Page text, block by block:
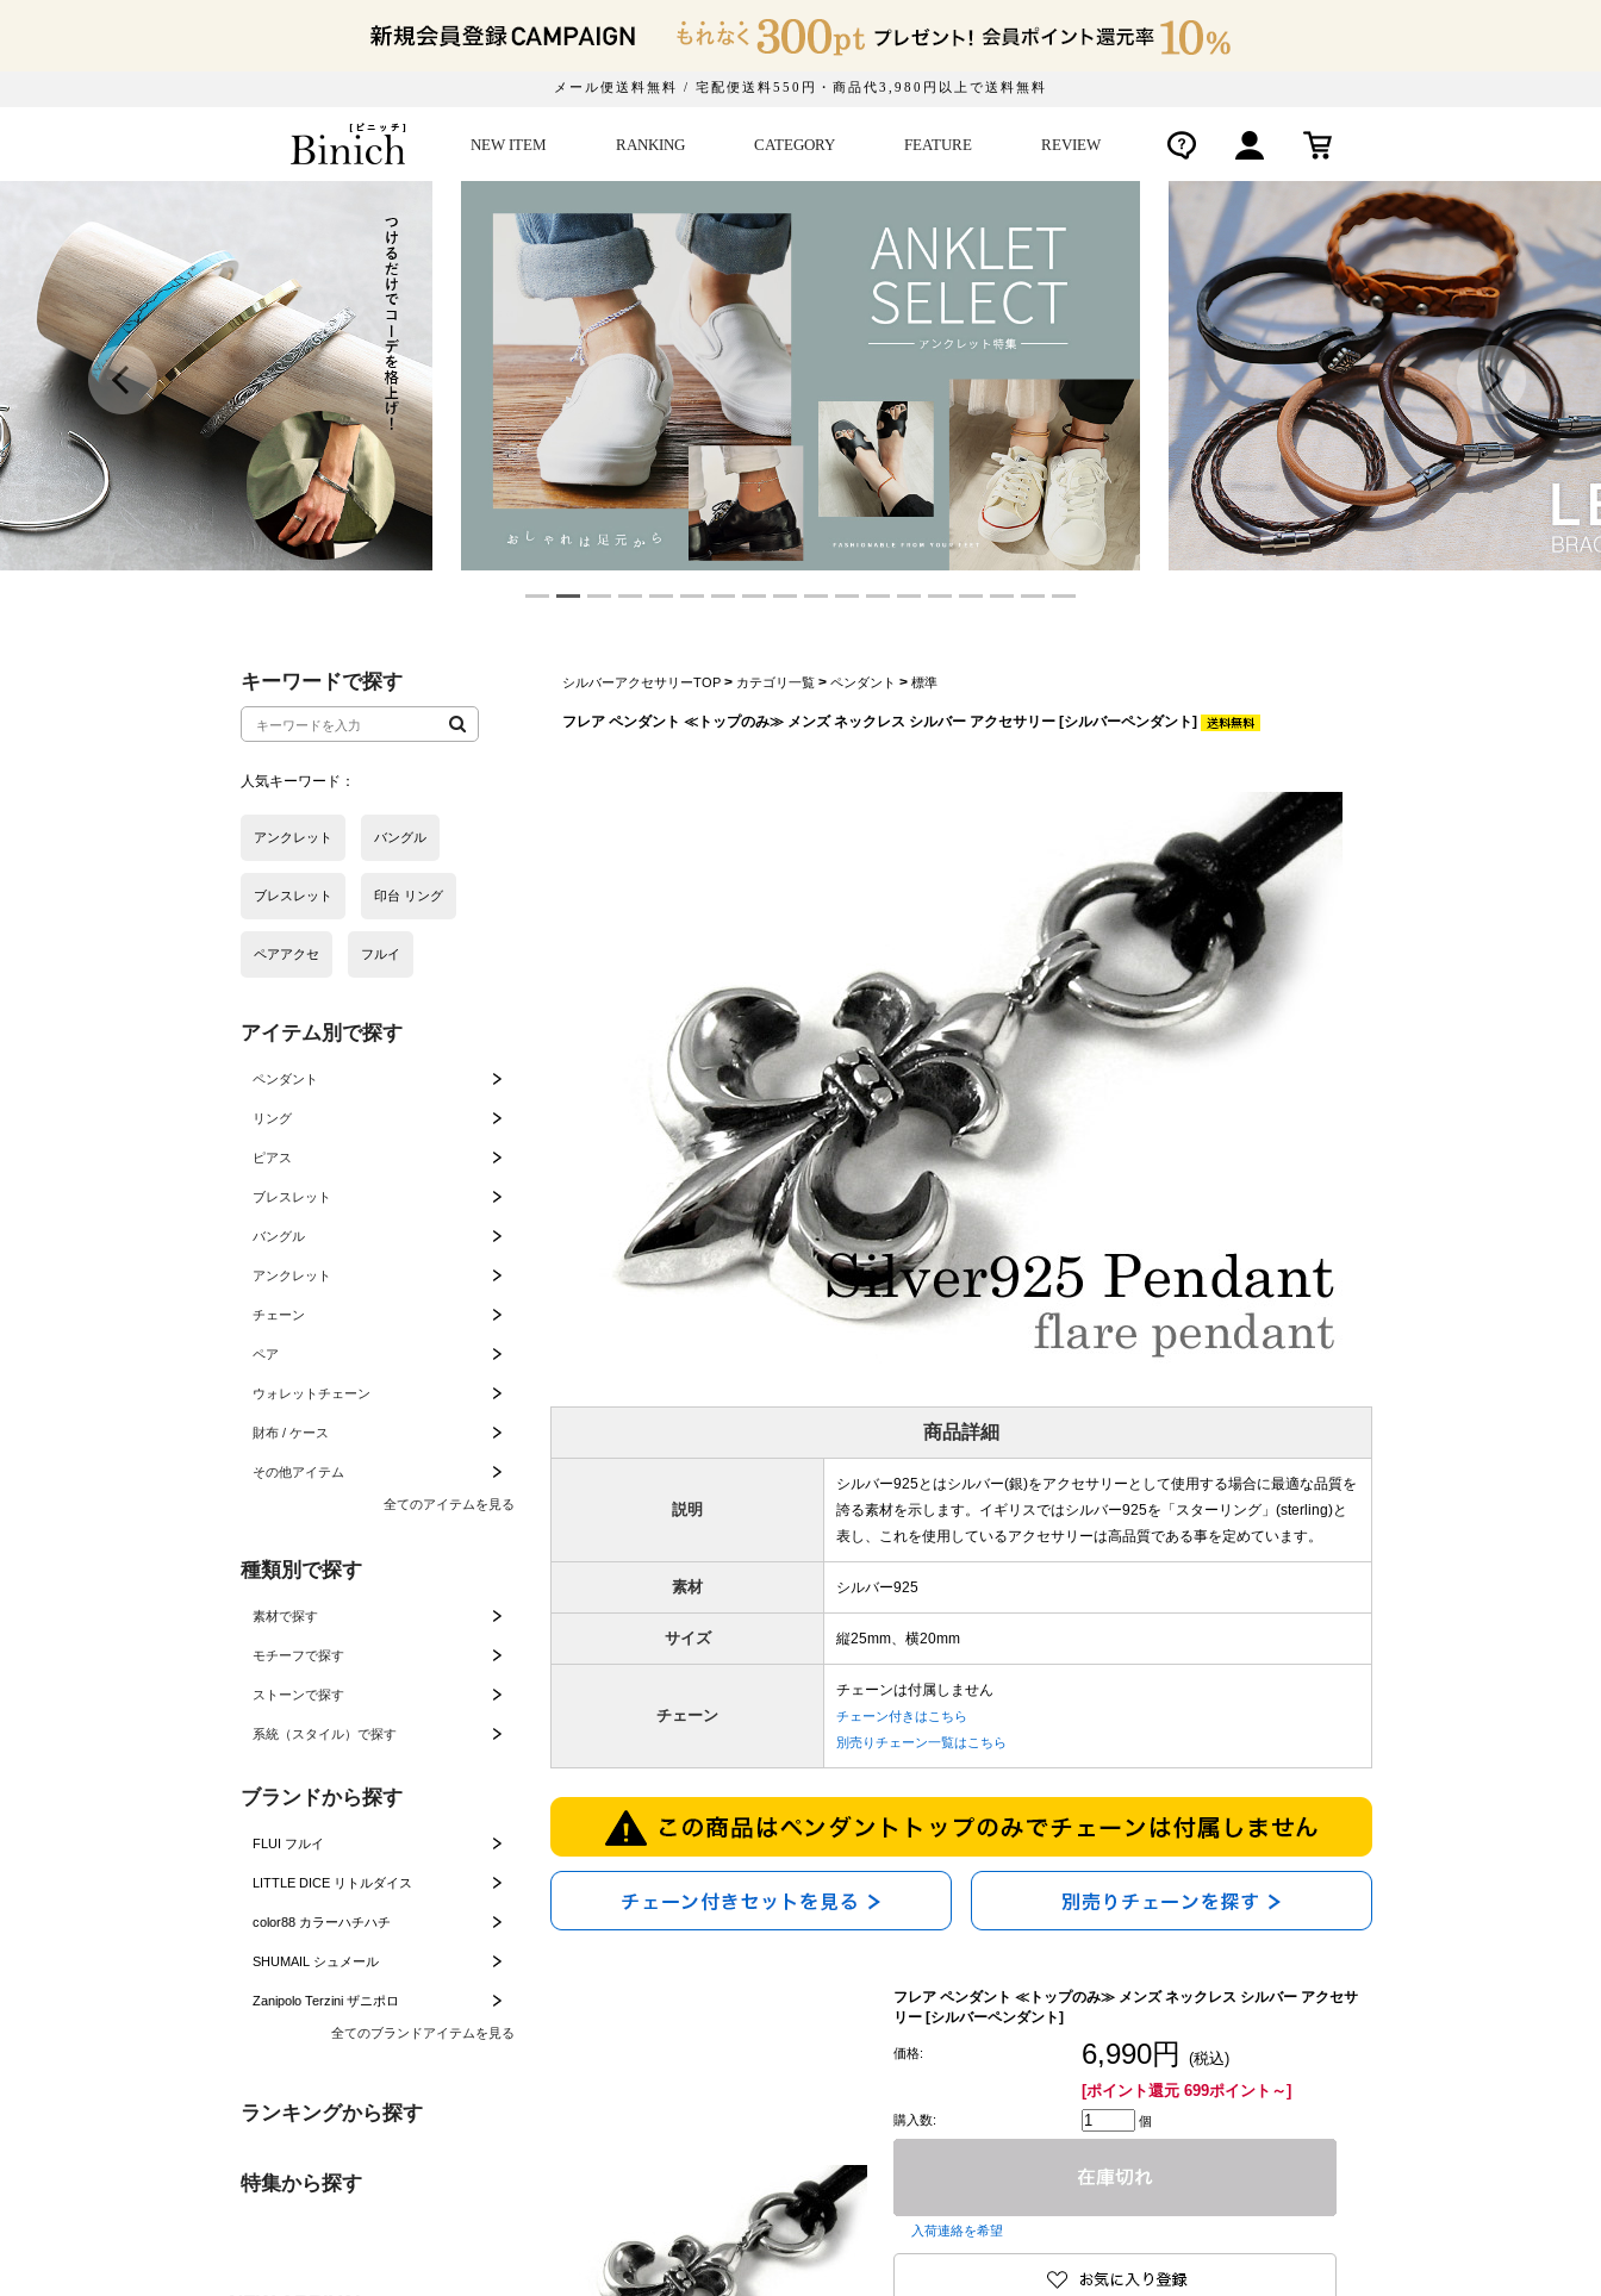
アイテム別で探す
ペンダント
リング
ピアス
ブレスレット
バングル
アンクレット
チェーン
ペア
ウォレットチェーン
財布 / ケース
その他アイテム
全てのアイテムを見る
種類別で探す
素材で探す
モチーフで探す
ストーンで探す
系統（スタイル）で探す
ブランドから探す
FLUI フルイ
LITTLE DICE リトルダイス
color88 カラーハチハチ
SHUMAIL シュメール
Zanipolo Terzini ザニポロ
全てのブランドアイテムを見る
ランキングから探す
特集から探す
シルバーアクセサリーTOP > カテゴリ一覧 > ペンダント > 標準
フレア ペンダント ≪トップのみ≫ メンズ ネックレス シルバー アクセサリー [シルバーペンダント]
商品詳細
説明
シルバー925とはシルバー(銀)をアクセサリーとして使用する場合に最適な品質を
誇る素材を示します。イギリスではシルバー925を「スターリング」(sterling)と
表し、これを使用しているアクセサリーは高品質である事を定めています。
素材 シルバー925
サイズ 縦25mm、横20mm
チェーン
チェーンは付属しません
チェーン付きはこちら
別売りチェーン一覧はこちら
フレア ペンダント ≪トップのみ≫ メンズ ネックレス シルバー アクセサ
リー [シルバーペンダント]
価格: 6,990円
(税込)
[ポイント還元 699ポイント～]
購入数: 個
入荷連絡を希望